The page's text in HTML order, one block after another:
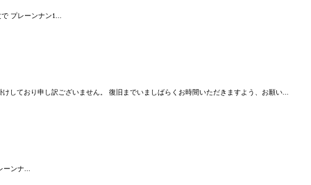
プレーンナン1...
しており申し訳ございません。 復旧までいましばらくお時間いただきますよう、お願い...
ンナ...